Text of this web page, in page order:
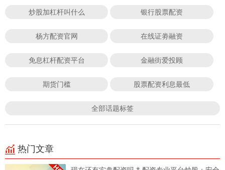
炒股加杠杆叫什么 银行股票配资
杨方配资官网 在线证劵融资
免息杠杆配资平台 金融街爱投顾
期货门槛 股票配资利息最低
全部话题标签
热门文章